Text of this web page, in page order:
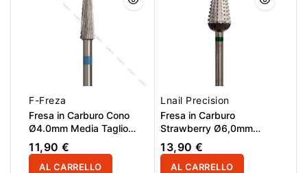
F-Freza
Fresa in Carburo Cono
Ø4.0mm Media Taglio
Incrociato LL 12.0mm
11,90 €
AL CARRELLO
Lnail Precision
Fresa in Carburo
Strawberry Ø6,0mm
Grossa Taglio
Longitudinale LL 12,5mm
13,90 €
AL CARRELLO